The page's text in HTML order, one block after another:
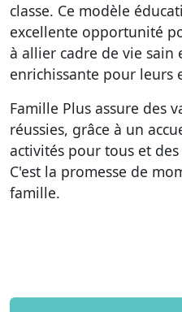
classe. Ce modèle
excellente opportunité
à allier cadre de vie sain
enrichissante pour leurs
Famille Plus assure des
réussies, grâce à un
activités pour tous et
C'est la promesse de
famille.